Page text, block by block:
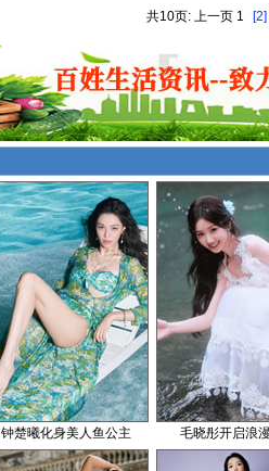
共10页: 上一页 1 [2]
钟楚曦化身美人鱼公主 毛晓彤开启浪